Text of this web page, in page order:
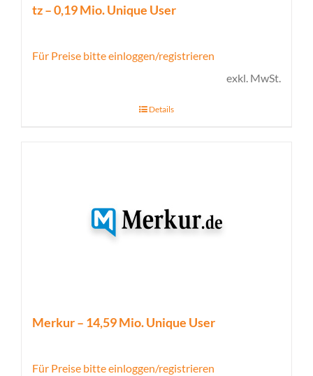
tz – 0,19 Mio. Unique User
Für Preise bitte einloggen/registrieren
exkl. MwSt.
Details
Merkur – 14,59 Mio. Unique User
Für Preise bitte einloggen/registrieren